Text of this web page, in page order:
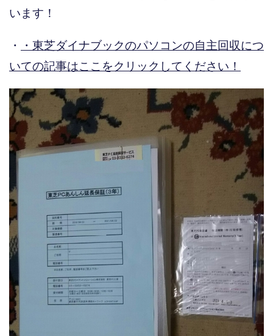
います！
・
・東芝ダイナブックのパソコンの自主回収につ
いての記事はここをクリックしてください！